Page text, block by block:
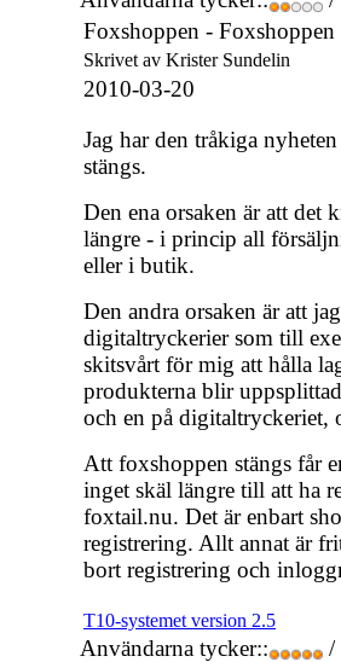
Foxshoppen - Foxshoppen
Skrivet av Krister Sundelin
2010-03-20
Jag har den tråkiga
stängs.
Den ena orsaken är att det
längre - i princip all
eller i butik.
Den andra orsaken är att
digitaltryckerier som till
skitsvårt för mig att hålla
produkterna blir
och en på digitaltryckeriet,
Att foxshoppen stängs får
inget skäl längre till att ha
foxtail.nu. Det är enbart
registrering. Allt annat är
bort registrering och
T10-systemet version 2.5
Användarna tycker::
/